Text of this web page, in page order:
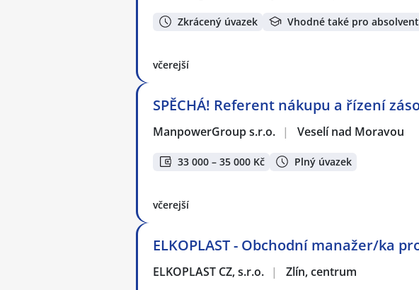
Zkrácený úvazek Vhodné také pro
včerejší
SPĚCHÁ! Referent nákupu a řízení
ManpowerGroup s.r.o. | Veselí nad Moravou
33 000 – 35 000 Kč Plný úvazek
včerejší
ELKOPLAST - Obchodní manažer/ka
ELKOPLAST CZ, s.r.o. | Zlín, centrum